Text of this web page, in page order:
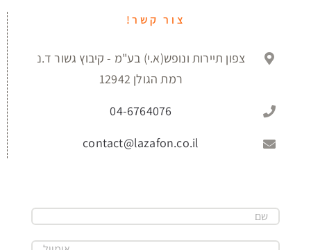
צור קשר!
צפון תיירות ונופש(א.י) בע"מ - קיבוץ גשור ד.נ
רמת הגולן 12942
04-6764076
contact@lazafon.co.il